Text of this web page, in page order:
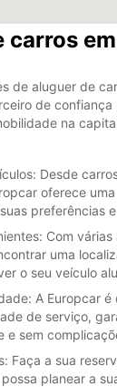
carros
de aluguer de
de
na
Desde
oferece
preferências
Com
uma
o seu veículo
A Europcar é
de serviço,
e sem
Faça a sua
planear a